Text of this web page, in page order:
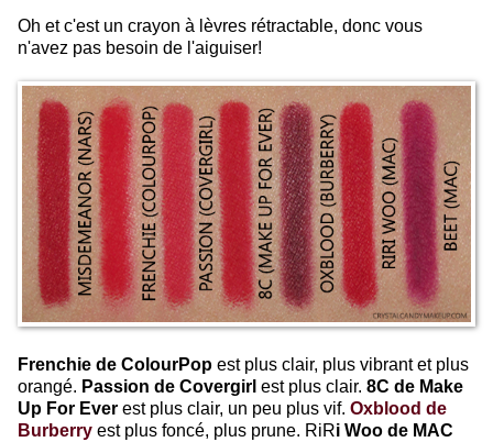
Oh et c'est un crayon à lèvres rétractable, donc vous
n'avez pas besoin de l'aiguiser!
Frenchie de ColourPop est plus clair, plus vibrant et plus
orangé. Passion de Covergirl est plus clair. 8C de Make
Up For Ever est plus clair, un peu plus vif. Oxblood de
Burberry est plus foncé, plus prune. RiRi Woo de MAC